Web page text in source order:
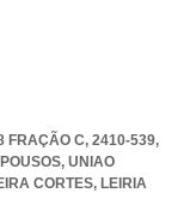
FRAÇÃO C, 2410-539,
, UNIAO
CORTES, LEIRIA